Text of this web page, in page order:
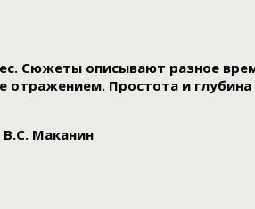
Сюжеты описывают разное
Простота и
В.С. Маканин